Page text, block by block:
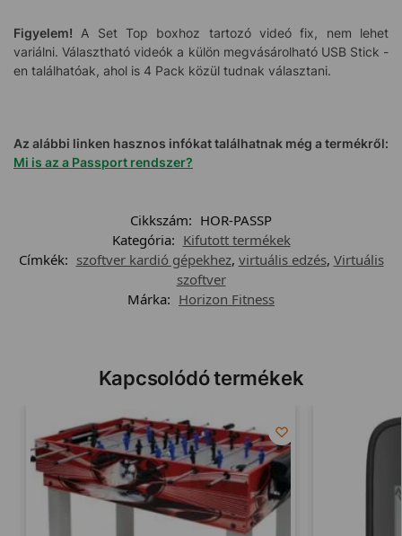
Figyelem! A Set Top boxhoz tartozó videó fix, nem lehet
variálni. Választható videók a külön megvásárolható USB Stick -
en találhatóak, ahol is 4 Pack közül tudnak választani.
Az alábbi linken hasznos infókat találhatnak még a termékről:
Mi is az a Passport rendszer?
Cikkszám: HOR-PASSP
Kategória: Kifutott termékek
Címkék: szoftver kardió gépekhez, virtuális edzés, Virtuális
szoftver
Márka: Horizon Fitness
Kapcsolódó termékek